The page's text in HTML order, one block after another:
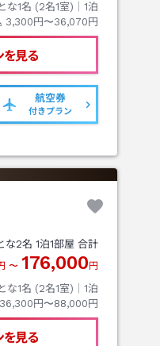
な1名 (2名1室)｜ 1泊
3,300円〜36,070円
を見る
航空券
付きプラン
な2名 1泊1部屋 合計
〜 176,000 円
な1名 (2名1室)｜ 1泊
36,300円〜88,000円
を見る